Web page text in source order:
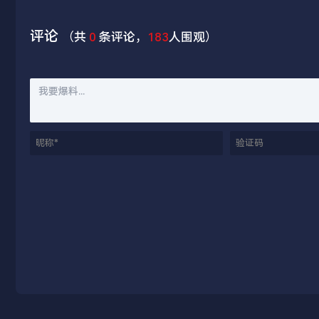
评论 （共 0 条评论， 183人围观）